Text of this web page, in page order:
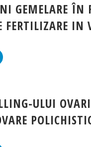
GEMELARE
FERTILIZARE IN
ULUI